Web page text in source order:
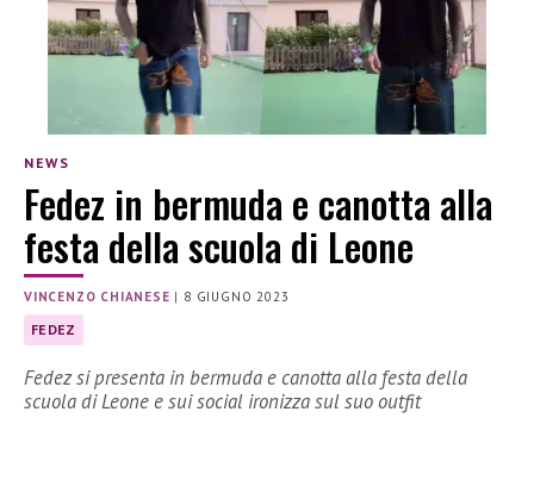
NEWS
Fedez in bermuda e canotta alla
festa della scuola di Leone
VINCENZO CHIANESE | 8 GIUGNO 2023
FEDEZ
Fedez si presenta in bermuda e canotta alla festa della
scuola di Leone e sui social ironizza sul suo outfit